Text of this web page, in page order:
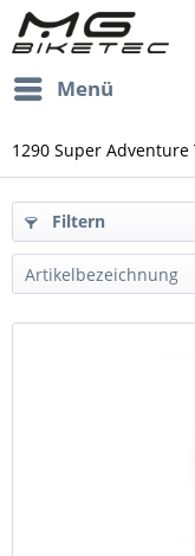
Menü
1290 Super Adventure
Filtern